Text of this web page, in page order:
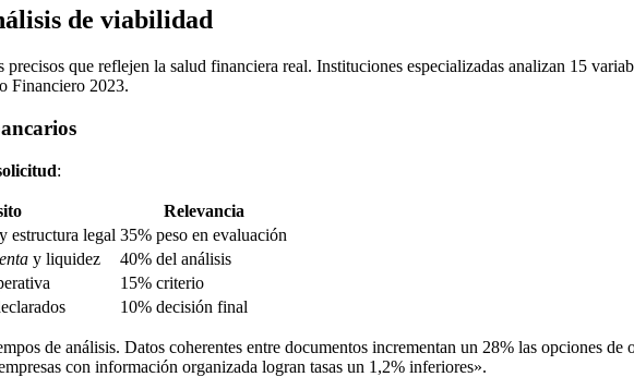
de viabilidad
que reflejen la salud financiera real. Instituciones especializadas analizan 15
Financiero 2023.
:
Relevancia
estructura legal 35% peso en evaluación
y liquidez
40% del análisis
15% criterio
10% decisión final
de análisis. Datos coherentes entre documentos incrementan un 28% las opciones de
con información organizada logran tasas un 1,2% inferiores».